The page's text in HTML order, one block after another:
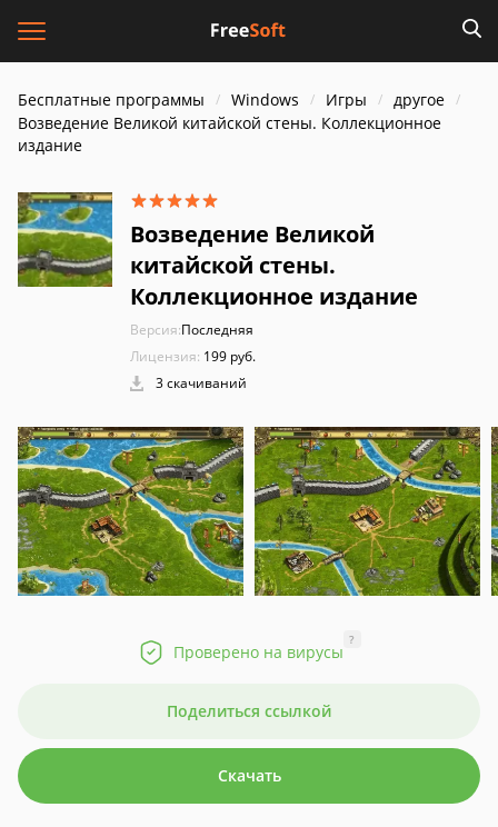
Бесплатные программы Windows Игры
другое
Возведение Великой китайской стены. Коллекционное
издание
Возведение Великой
китайской стены.
Коллекционное издание
Версия:Последняя
Лицензия: 199 руб.
3 скачиваний
Проверено на вирусы
?
Поделиться ссылкой
Скачать